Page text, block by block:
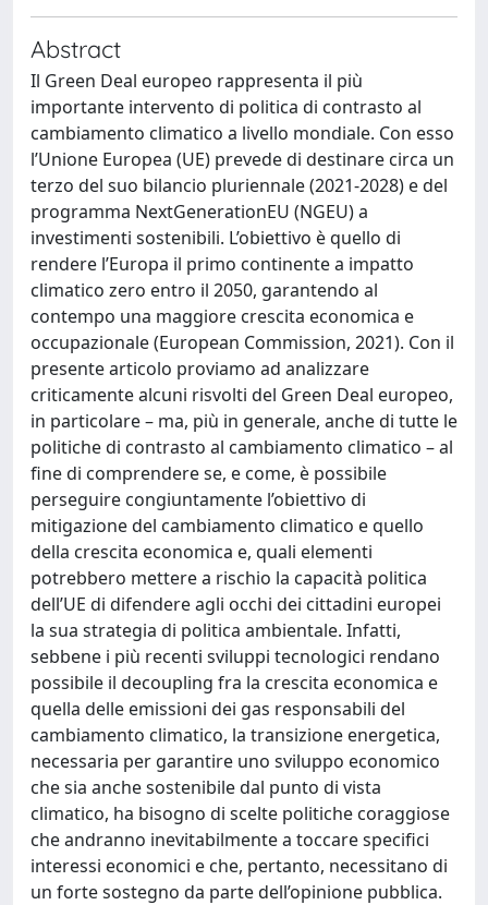
Abstract
Il Green Deal europeo rappresenta il più
importante intervento di politica di contrasto al
cambiamento climatico a livello mondiale. Con esso
l’Unione Europea (UE) prevede di destinare circa un
terzo del suo bilancio pluriennale (2021-2028) e del
programma NextGenerationEU (NGEU) a
investimenti sostenibili. L’obiettivo è quello di
rendere l’Europa il primo continente a impatto
climatico zero entro il 2050, garantendo al
contempo una maggiore crescita economica e
occupazionale (European Commission, 2021). Con il
presente articolo proviamo ad analizzare
criticamente alcuni risvolti del Green Deal europeo,
in particolare – ma, più in generale, anche di tutte le
politiche di contrasto al cambiamento climatico – al
fine di comprendere se, e come, è possibile
perseguire congiuntamente l’obiettivo di
mitigazione del cambiamento climatico e quello
della crescita economica e, quali elementi
potrebbero mettere a rischio la capacità politica
dell’UE di difendere agli occhi dei cittadini europei
la sua strategia di politica ambientale. Infatti,
sebbene i più recenti sviluppi tecnologici rendano
possibile il decoupling fra la crescita economica e
quella delle emissioni dei gas responsabili del
cambiamento climatico, la transizione energetica,
necessaria per garantire uno sviluppo economico
che sia anche sostenibile dal punto di vista
climatico, ha bisogno di scelte politiche coraggiose
che andranno inevitabilmente a toccare specifici
interessi economici e che, pertanto, necessitano di
un forte sostegno da parte dell’opinione pubblica.